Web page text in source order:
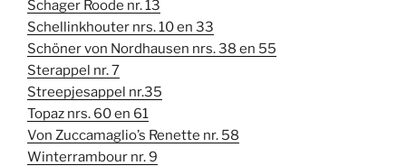
Schager Roode nr. 13
Schellinkhouter nrs. 10 en 33
Schöner von Nordhausen nrs. 38 en 55
Sterappel nr. 7
Streepjesappel nr.35
Topaz nrs. 60 en 61
Von Zuccamaglio’s Renette nr. 58
Winterrambour nr. 9